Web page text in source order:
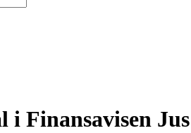
i Finansavisen Jus